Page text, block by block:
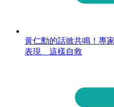
黃仁勳的話掀共鳴！專
表現 這樣自救